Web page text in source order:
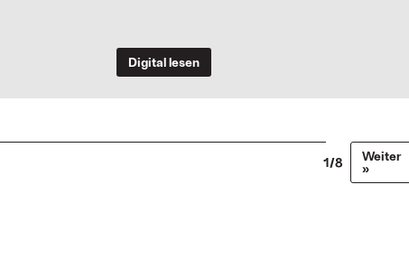
Digital lesen
1/8
Weiter
»